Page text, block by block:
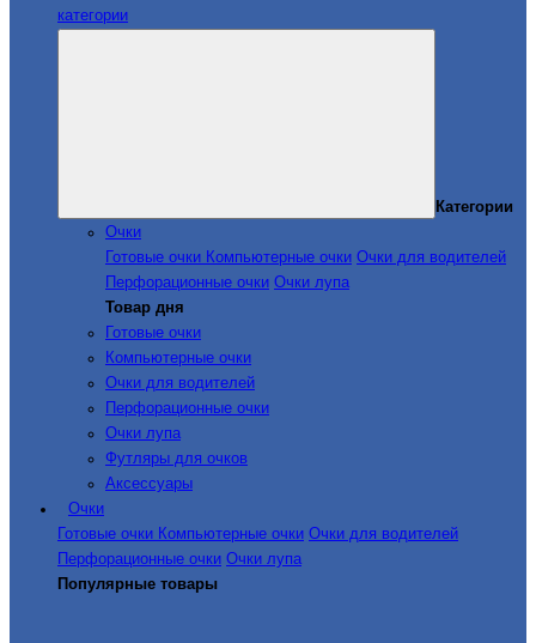
категории
Категории
Очки
Готовые очки Компьютерные очки Очки для водителей
Перфорационные очки Очки лупа
Товар дня
Готовые очки
Компьютерные очки
Очки для водителей
Перфорационные очки
Очки лупа
Футляры для очков
Аксессуары
Очки
Готовые очки Компьютерные очки Очки для водителей
Перфорационные очки Очки лупа
Популярные товары